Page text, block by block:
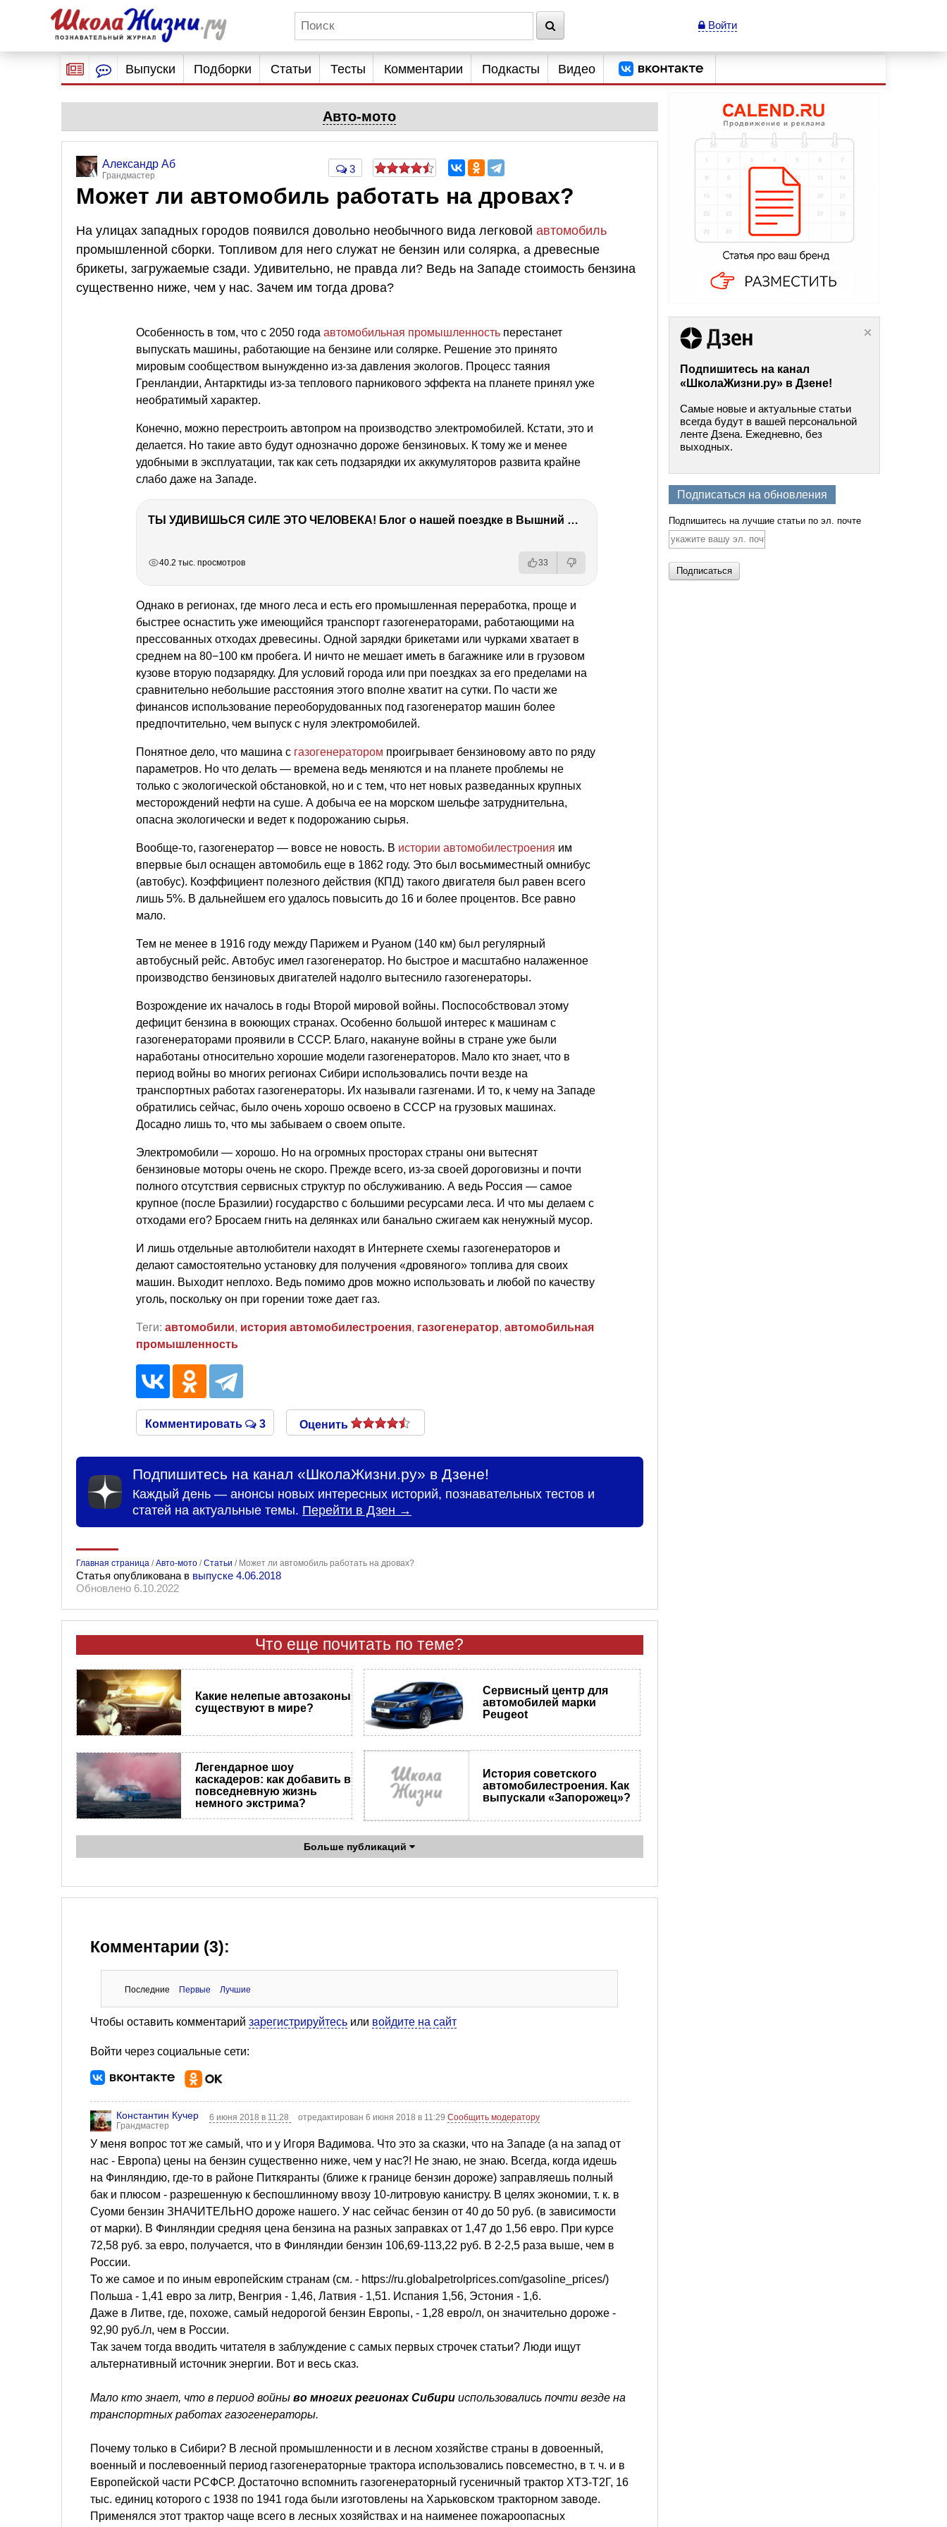
Войти
Выпуски Подборки Статьи Тесты Комментарии Подкасты Видео
Авто-мото
Александр Аб
Грандмастер
3
Может ли автомобиль работать на дровах?
На улицах западных городов появился довольно необычного вида легковой автомобиль
промышленной сборки. Топливом для него служат не бензин или солярка, а древесные
брикеты, загружаемые сзади. Удивительно, не правда ли? Ведь на Западе стоимость бензина
существенно ниже, чем у нас. Зачем им тогда дрова?
Особенность в том, что с 2050 года автомобильная промышленность перестанет
выпускать машины, работающие на бензине или солярке. Решение это принято
мировым сообществом вынужденно из-за давления экологов. Процесс таяния
Гренландии, Антарктиды из-за теплового парникового эффекта на планете принял уже
необратимый характер.
Конечно, можно перестроить автопром на производство электромобилей. Кстати, это и
делается. Но такие авто будут однозначно дороже бензиновых. К тому же и менее
удобными в эксплуатации, так как сеть подзарядки их аккумуляторов развита крайне
слабо даже на Западе.
ТЫ УДИВИШЬСЯ СИЛЕ ЭТО ЧЕЛОВЕКА! Блог о нашей поездке в Вышний Волочек
40.2 тыс. просмотров 33
Однако в регионах, где много леса и есть его промышленная переработка, проще и
быстрее оснастить уже имеющийся транспорт газогенераторами, работающими на
прессованных отходах древесины. Одной зарядки брикетами или чурками хватает в
среднем на 80−100 км пробега. И ничто не мешает иметь в багажнике или в грузовом
кузове вторую подзарядку. Для условий города или при поездках за его пределами на
сравнительно небольшие расстояния этого вполне хватит на сутки. По части же
финансов использование переоборудованных под газогенератор машин более
предпочтительно, чем выпуск с нуля электромобилей.
Понятное дело, что машина с газогенератором проигрывает бензиновому авто по ряду
параметров. Но что делать — времена ведь меняются и на планете проблемы не
только с экологической обстановкой, но и с тем, что нет новых разведанных крупных
месторождений нефти на суше. А добыча ее на морском шельфе затруднительна,
опасна экологически и ведет к подорожанию сырья.
Вообще-то, газогенератор — вовсе не новость. В истории автомобилестроения им
впервые был оснащен автомобиль еще в 1862 году. Это был восьмиместный омнибус
(автобус). Коэффициент полезного действия (КПД) такого двигателя был равен всего
лишь 5%. В дальнейшем его удалось повысить до 16 и более процентов. Все равно
мало.
Тем не менее в 1916 году между Парижем и Руаном (140 км) был регулярный
автобусный рейс. Автобус имел газогенератор. Но быстрое и масштабно налаженное
производство бензиновых двигателей надолго вытеснило газогенераторы.
Возрождение их началось в годы Второй мировой войны. Поспособствовал этому
дефицит бензина в воюющих странах. Особенно большой интерес к машинам с
газогенераторами проявили в СССР. Благо, накануне войны в стране уже были
наработаны относительно хорошие модели газогенераторов. Мало кто знает, что в
период войны во многих регионах Сибири использовались почти везде на
транспортных работах газогенераторы. Их называли газгенами. И то, к чему на Западе
обратились сейчас, было очень хорошо освоено в СССР на грузовых машинах.
Досадно лишь то, что мы забываем о своем опыте.
Электромобили — хорошо. Но на огромных просторах страны они вытеснят
бензиновые моторы очень не скоро. Прежде всего, из-за своей дороговизны и почти
полного отсутствия сервисных структур по обслуживанию. А ведь Россия — самое
крупное (после Бразилии) государство с большими ресурсами леса. И что мы делаем с
отходами его? Бросаем гнить на делянках или банально сжигаем как ненужный мусор.
И лишь отдельные автолюбители находят в Интернете схемы газогенераторов и
делают самостоятельно установку для получения «дровяного» топлива для своих
машин. Выходит неплохо. Ведь помимо дров можно использовать и любой по качеству
уголь, поскольку он при горении тоже дает газ.
Теги: автомобили, история автомобилестроения, газогенератор, автомобильная
промышленность
Комментировать 3 Оценить
Подпишитесь на канал «ШколаЖизни.ру» в Дзене!
Каждый день — анонсы новых интересных историй, познавательных тестов и
статей на актуальные темы. Перейти в Дзен →
Главная страница /Авто-мото /Статьи / Может ли автомобиль работать на дровах?
Статья опубликована в выпуске 4.06.2018
Обновлено 6.10.2022
Что еще почитать по теме?
​Какие нелепые автозаконы
существуют в мире?
Сервисный центр для
автомобилей марки
Peugeot
Легендарное шоу
каскадеров: как добавить в
повседневную жизнь
немного экстрима?
История советского
автомобилестроения. Как
выпускали «Запорожец»?
Больше публикаций
Комментарии (3):
Последние Первые Лучшие
Чтобы оставить комментарий зарегистрируйтесь или войдите на сайт
Войти через социальные сети:
Константин Кучер
Грандмастер
6 июня 2018 в 11:28 отредактирован 6 июня 2018 в 11:29Сообщить модератору
У меня вопрос тот же самый, что и у Игоря Вадимова. Что это за сказки, что на Западе (а на запад от
нас - Европа) цены на бензин существенно ниже, чем у нас?! Не знаю, не знаю. Всегда, когда идешь
на Финляндию, где-то в районе Питкяранты (ближе к границе бензин дороже) заправляешь полный
бак и плюсом - разрешенную к беспошлинному ввозу 10-литровую канистру. В целях экономии, т. к. в
Суоми бензин ЗНАЧИТЕЛЬНО дороже нашего. У нас сейчас бензин от 40 до 50 руб. (в зависимости
от марки). В Финляндии средняя цена бензина на разных заправках от 1,47 до 1,56 евро. При курсе
72,58 руб. за евро, получается, что в Финляндии бензин 106,69-113,22 руб. В 2-2,5 раза выше, чем в
России.
То же самое и по иным европейским странам (см. - https://ru.globalpetrolprices.com/gasoline_prices/)
Польша - 1,41 евро за литр, Венгрия - 1,46, Латвия - 1,51. Испания 1,56, Эстония - 1,6.
Даже в Литве, где, похоже, самый недорогой бензин Европы, - 1,28 евро/л, он значительно дороже -
92,90 руб./л, чем в России.
Так зачем тогда вводить читателя в заблуждение с самых первых строчек статьи? Люди ищут
альтернативный источник энергии. Вот и весь сказ.
Мало кто знает, что в период войны во многих регионах Сибири использовались почти везде на
транспортных работах газогенераторы.
Почему только в Сибири? В лесной промышленности и в лесном хозяйстве страны в довоенный,
военный и послевоенный период газогенераторные трактора использовались повсеместно, в т. ч. и в
Европейской части РСФСР. Достаточно вспомнить газогенераторный гусеничный трактор ХТЗ-Т2Г, 16
тыс. единиц которого с 1938 по 1941 года были изготовлены на Харьковском тракторном заводе.
Применялся этот трактор чаще всего в лесных хозяйствах и на наименее пожароопасных
Подпишитесь на канал
«ШколаЖизни.ру» в Дзене!
Самые новые и актуальные статьи
всегда будут в вашей персональной
ленте Дзена. Ежедневно, без
выходных.
Подписаться на обновления
Подпишитесь на лучшие статьи по эл. почте